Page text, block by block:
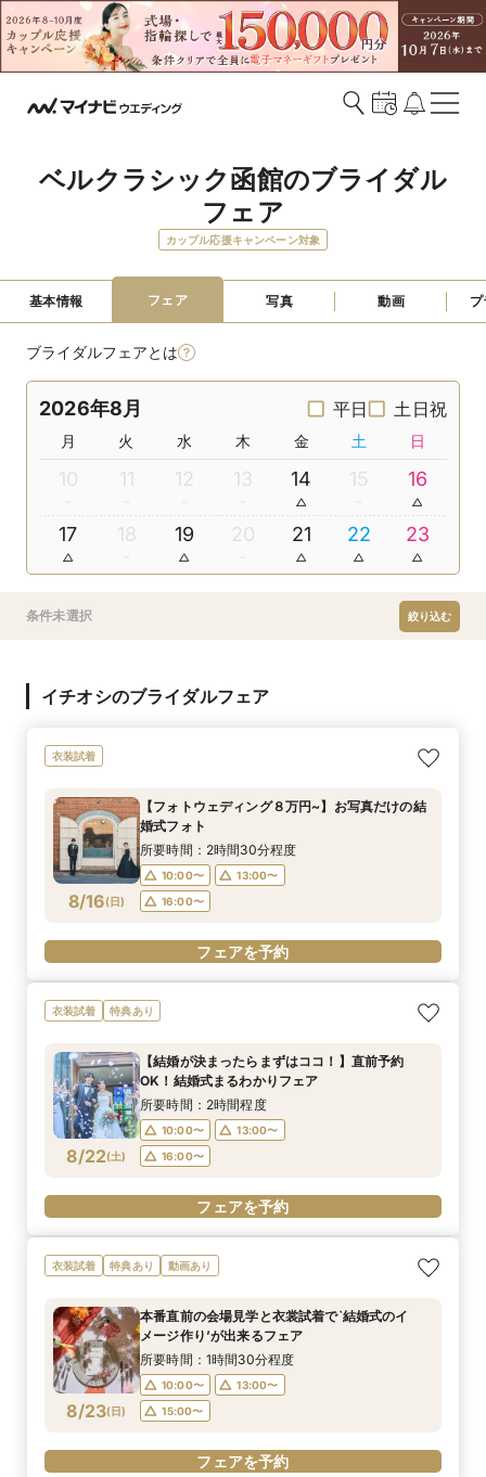
ベルクラシック函館のブライダル
フェア
カップル応援キャンペーン対象
基本情報 フェア 写真 動画
ブライダルフェアとは
2026年8月 平日 土日祝
月 火 水 木 金 土 日
10 11 12 13 14 15 16
17 18 19 20 21 22 23
条件未選択 絞り込む
イチオシのブライダルフェア
衣装試着
8/16(日)
【フォトウェディング８万円~】お写真だけの結
婚式フォト
所要時間：2時間30分程度
10:00〜
13:00〜
16:00〜
フェアを予約
衣装試着 特典あり
8/22(土)
【結婚が決まったらまずはココ！】直前予約
OK！結婚式まるわかりフェア
所要時間：2時間程度
10:00〜
13:00〜
16:00〜
フェアを予約
衣装試着 特典あり 動画あり
8/23(日)
本番直前の会場見学と衣裳試着で`結婚式のイ
メージ作り’が出来るフェア
所要時間：1時間30分程度
10:00〜
13:00〜
15:00〜
フェアを予約